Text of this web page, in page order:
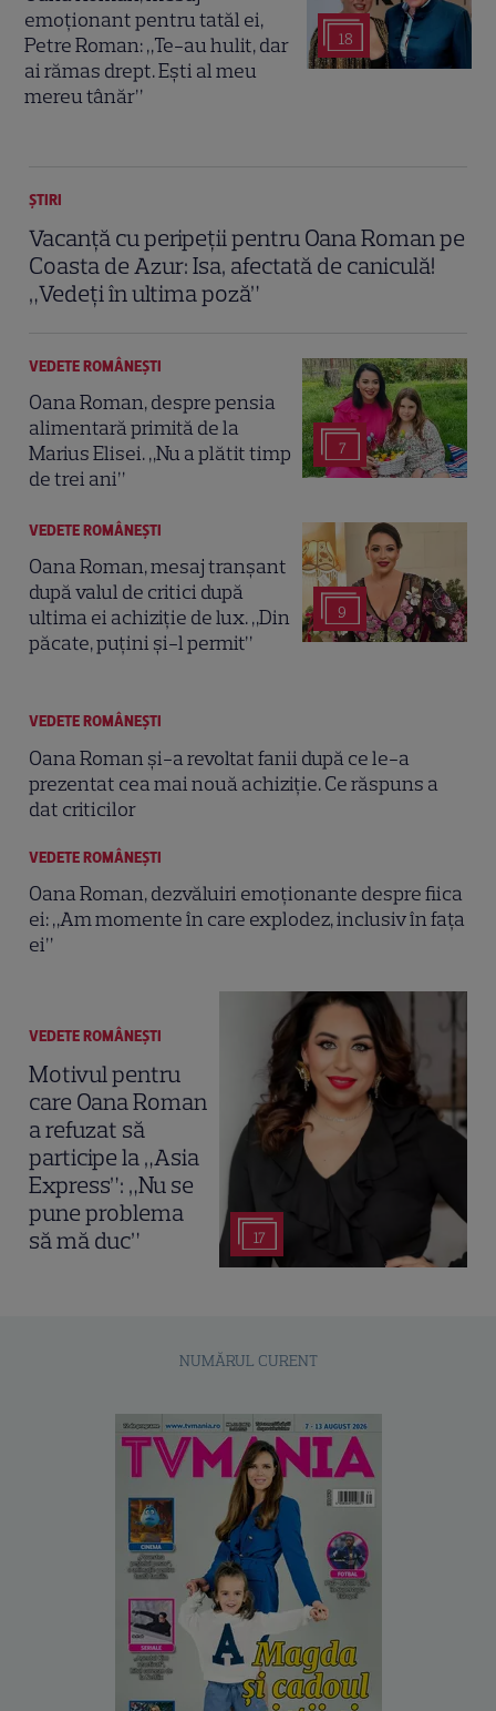
18
emoționant pentru tatăl ei,
Petre Roman: „Te-au hulit, dar
ai rămas drept. Ești al meu
mereu tânăr”
ȘTIRI
Vacanță cu peripeții pentru Oana Roman pe
Coasta de Azur: Isa, afectată de caniculă!
„Vedeți în ultima poză”
7
VEDETE ROMÂNEŞTI
Oana Roman, despre pensia
alimentară primită de la
Marius Elisei. „Nu a plătit timp
de trei ani”
9
VEDETE ROMÂNEŞTI
Oana Roman, mesaj tranșant
după valul de critici după
ultima ei achiziție de lux. „Din
păcate, puțini și-l permit”
VEDETE ROMÂNEŞTI
Oana Roman și-a revoltat fanii după ce le-a
prezentat cea mai nouă achiziție. Ce răspuns a
dat criticilor
VEDETE ROMÂNEŞTI
Oana Roman, dezvăluiri emoționante despre fiica
ei: „Am momente în care explodez, inclusiv în faţa
ei”
17
VEDETE ROMÂNEŞTI
Motivul pentru
care Oana Roman
a refuzat să
participe la „Asia
Express”: „Nu se
pune problema
să mă duc”
NUMĂRUL CURENT